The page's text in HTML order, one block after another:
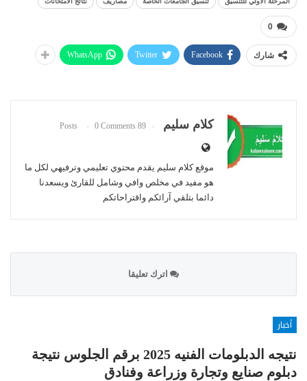
0
شارك Facebook
Twitter
WhatsApp
كلام سليم 89 Posts
0 Comments
موقع كلام سليم يقدم محتوي تعليمي وترفيهي لكل ما
هو مفيد في مخلص وافي وشامل للقارئ ويسعدنا
دائما بتلقي آرائكم واقتراحاتكم
اترك تعليقا
أخبار
نتيجه الدبلومات الفنيه 2025 برقم الجلوس نتيجة
دبلوم صنايع وتجارة وزراعة وفنادق